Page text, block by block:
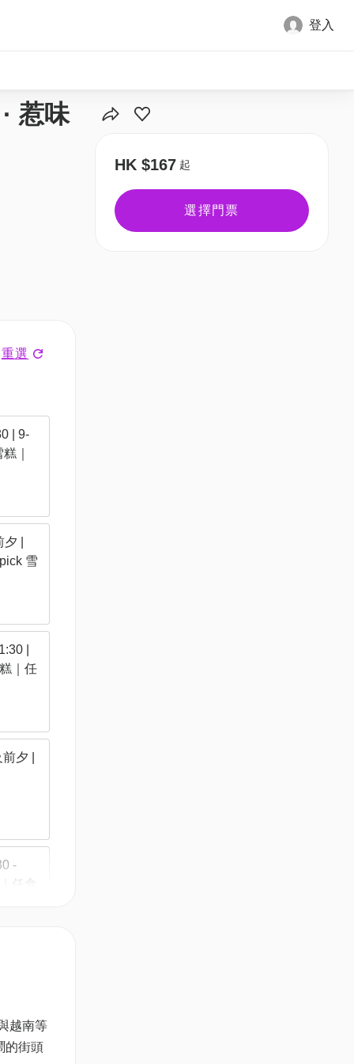
登入
惹味
重選
| 9-
｜
|
雪
|
｜任
夕 |
-
任食
越南等
的街頭
HK $167 起
選擇門票